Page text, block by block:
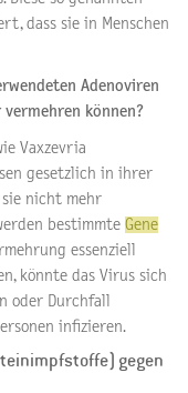
dass sie in Menschen
Adenoviren
können?
Vaxzevria
gesetzlich in ihrer
sie nicht mehr
bestimmte Gene
essenziell
könnte das Virus sich
oder Durchfall
infizieren.
gegen